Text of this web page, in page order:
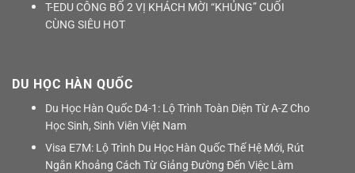
T-EDU CÔNG BỐ 2 VỊ KHÁCH MỜI “KHỦNG” CUỐI
CÙNG SIÊU HOT
DU HỌC HÀN QUỐC
Du Học Hàn Quốc D4-1: Lộ Trình Toàn Diện Từ A-Z Cho
Học Sinh, Sinh Viên Việt Nam
Visa E7M: Lộ Trình Du Học Hàn Quốc Thế Hệ Mới, Rút
Ngắn Khoảng Cách Từ Giảng Đường Đến Việc Làm